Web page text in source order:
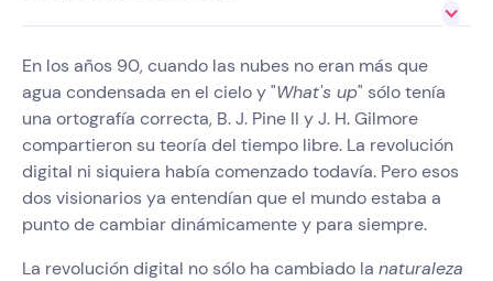
En los años 90, cuando las nubes no eran más que
agua condensada en el cielo y "What's up" sólo tenía
una ortografía correcta, B. J. Pine II y J. H. Gilmore
compartieron su teoría del tiempo libre. La revolución
digital ni siquiera había comenzado todavía. Pero esos
dos visionarios ya entendían que el mundo estaba a
punto de cambiar dinámicamente y para siempre.
La revolución digital no sólo ha cambiado la naturaleza